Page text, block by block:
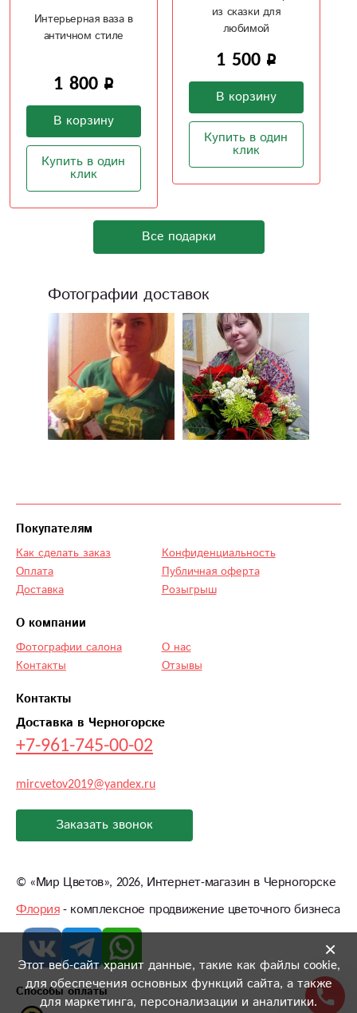
любимой
Купить в один
клик
необычной формы
2 100
В корзину
Купить в один
клик
Все подарки
Фотографии доставок
Этот веб-сайт хранит данные, такие как файлы cookie,
для обеспечения основных функций сайта, а также
для маркетинга, персонализации и аналитики.
×
Контакты
Доставка в Черногорске
+7-961-745-00-02
mircvetov2019@yandex.ru
Заказать звонок
Покупателям
Как сделать заказ
Оплата
Доставка
Конфиденциальность
Публичная оферта
Розыгрыш
О компании
Фотографии салона
Контакты
О нас
Отзывы
© «Мир Цветов», 2026, Интернет-магазин в Черногорске
Флория- комплексное продвижение цветочного бизнеса
Способы оплаты